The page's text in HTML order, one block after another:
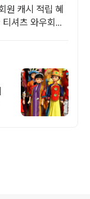
원 캐시 적립 혜
셔츠 와우회원